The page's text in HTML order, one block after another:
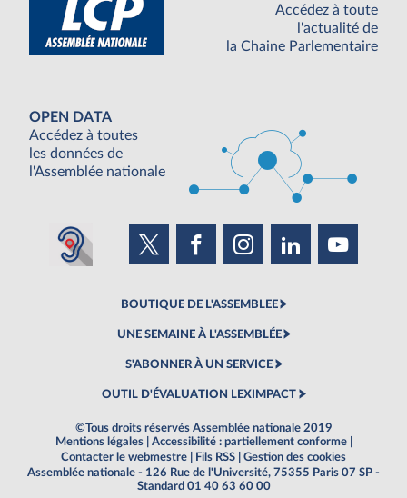
Accédez à toute
l'actualité de
la Chaine Parlementaire
OPEN DATA
Accédez à toutes
les données de
l'Assemblée nationale
BOUTIQUE DE L'ASSEMBLEE
UNE SEMAINE À L'ASSEMBLÉE
S'ABONNER À UN SERVICE
OUTIL D'ÉVALUATION LEXIMPACT
©Tous droits réservés Assemblée nationale 2019
Mentions légales
Accessibilité : partiellement conforme
Contacter le webmestre
Fils RSS
Gestion des cookies
Assemblée nationale - 126 Rue de l'Université, 75355 Paris 07 SP -
Standard 01 40 63 60 00